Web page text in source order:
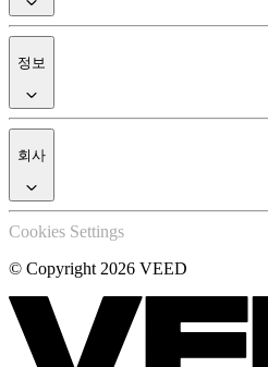
정보
회사
Cookies Settings
© Copyright 2026 VEED